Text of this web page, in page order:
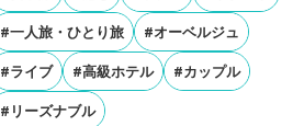
#一人旅・ひとり旅 #オーベルジュ
#ライブ #高級ホテル #カップル
#リーズナブル